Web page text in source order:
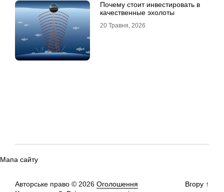
Почему стоит инвестировать в
качественные эхолоты
20 Травня, 2026
Мапа сайту
Авторське право © 2026 Оголошення
Вгору ↑